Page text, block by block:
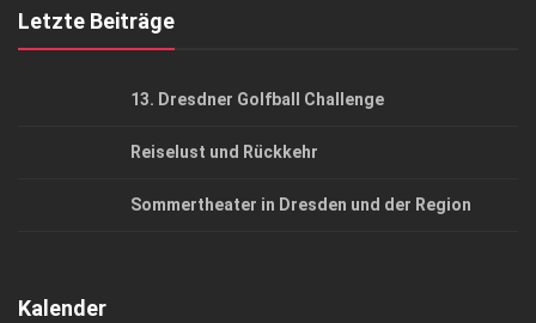
Letzte Beiträge
13. Dresdner Golfball Challenge
Reiselust und Rückkehr
Sommertheater in Dresden und der Region
Kalender